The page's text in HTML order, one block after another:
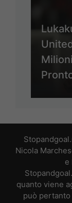
Nicola
e
quanto viene
può